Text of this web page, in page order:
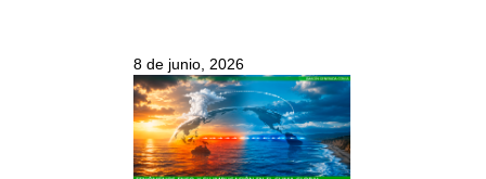
8 de junio, 2026